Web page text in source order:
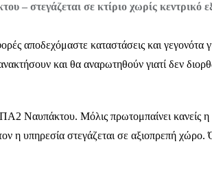
– στεγάζεται σε κτίριο χωρίς κεντρικό
αποδεχόμαστε καταστάσεις και γεγονότα
και θα αναρωτηθούν γιατί δεν
Ναυπάκτου. Μόλις πρωτομπαίνει κανείς
η υπηρεσία στεγάζεται σε αξιοπρεπή